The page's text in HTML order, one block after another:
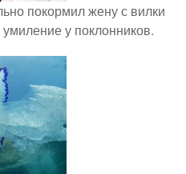
покормил жену с вилки
у поклонников.